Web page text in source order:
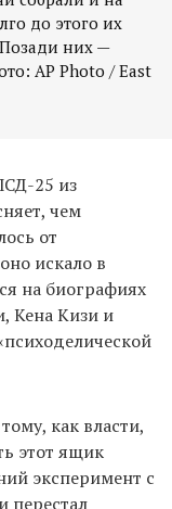
до этого их
них —
AP Photo / East
25 из
чем
от
искало в
на биографиях
Кена Кизи и
как власти,
этот ящик
эксперимент с
перестал